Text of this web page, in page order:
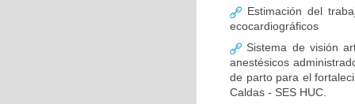
Estimación del
ecocardiográficos
Sistema de visión
anestésicos
de parto para el
Caldas - SES HUC.